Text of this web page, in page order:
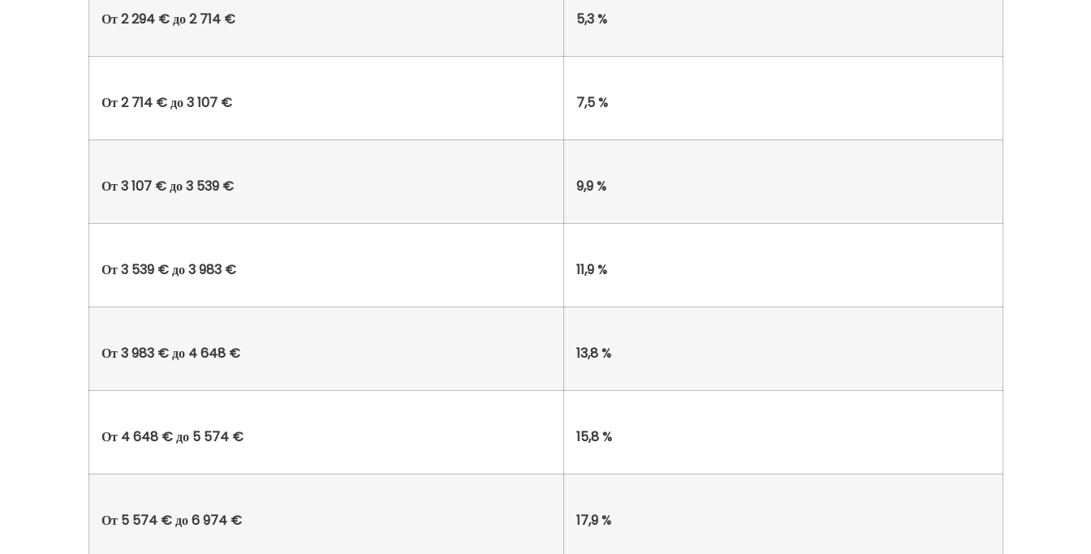
От 2 294 € до 2 714 € 5,3 %
От 2 714 € до 3 107 € 7,5 %
От 3 107 € до 3 539 € 9,9 %
От 3 539 € до 3 983 € 11,9 %
От 3 983 € до 4 648 € 13,8 %
От 4 648 € до 5 574 € 15,8 %
От 5 574 € до 6 974 € 17,9 %